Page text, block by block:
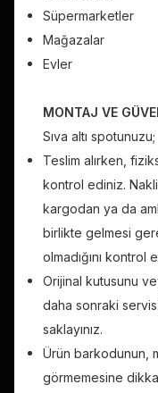
Süpermarketler
Mağazalar
Evler
MONTAJ VE
Sıva altı spotunuzu;
Teslim alırken,
kontrol ediniz.
kargodan ya da
birlikte gelmesi
olmadığını kontrol
Orijinal kutusunu
daha sonraki
saklayınız.
Ürün barkodunun,
görmemesine